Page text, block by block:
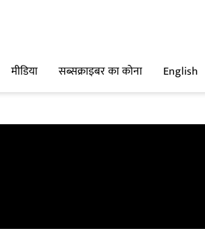
मीडिया सब्सक्राइबर का कोना English